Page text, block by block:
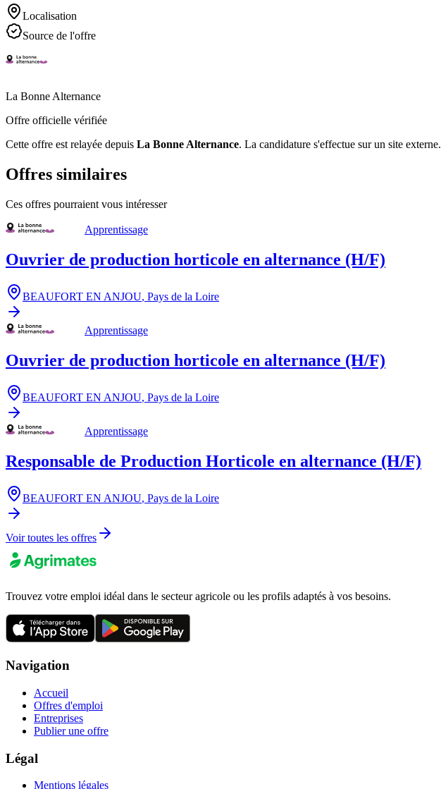
Localisation
Source de l'offre
La Bonne Alternance
Offre officielle vérifiée
Cette offre est relayée depuis La Bonne Alternance. La candidature s'effectue sur un site externe.
Offres similaires
Ces offres pourraient vous intéresser
Apprentissage
Ouvrier de production horticole en alternance (H/F)
BEAUFORT EN ANJOU, Pays de la Loire
Apprentissage
Ouvrier de production horticole en alternance (H/F)
BEAUFORT EN ANJOU, Pays de la Loire
Apprentissage
Responsable de Production Horticole en alternance (H/F)
BEAUFORT EN ANJOU, Pays de la Loire
Voir toutes les offres
Trouvez votre emploi idéal dans le secteur agricole ou les profils adaptés à vos besoins.
Navigation
Accueil
Offres d'emploi
Entreprises
Publier une offre
Légal
Mentions légales